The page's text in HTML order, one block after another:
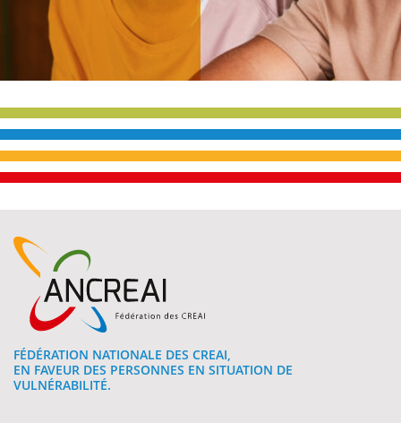
FÉDÉRATION NATIONALE DES CREAI,
EN FAVEUR DES PERSONNES EN SITUATION DE
VULNÉRABILITÉ.